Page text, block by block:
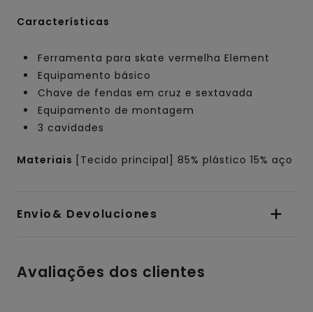
Características
Ferramenta para skate vermelha Element
Equipamento básico
Chave de fendas em cruz e sextavada
Equipamento de montagem
3 cavidades
Materiais [Tecido principal] 85% plástico 15% aço
Envio& Devoluciones
Avaliações dos clientes